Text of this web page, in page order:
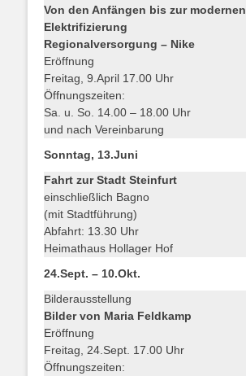
Von den Anfängen bis zur modernen
Elektrifizierung
Regionalversorgung – Nike
Eröffnung
Freitag, 9.April 17.00 Uhr
Öffnungszeiten:
Sa. u. So. 14.00 – 18.00 Uhr
und nach Vereinbarung
Sonntag, 13.Juni
Fahrt zur Stadt Steinfurt
einschließlich Bagno
(mit Stadtführung)
Abfahrt: 13.30 Uhr
Heimathaus Hollager Hof
24.Sept. – 10.Okt.
Bilderausstellung
Bilder von Maria Feldkamp
Eröffnung
Freitag, 24.Sept. 17.00 Uhr
Öffnungszeiten: